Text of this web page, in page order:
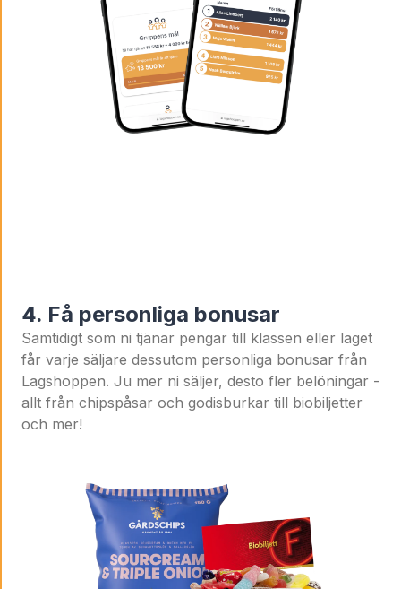
4. Få personliga bonusar
Samtidigt som ni tjänar pengar till klassen eller laget
får varje säljare dessutom personliga bonusar från
Lagshoppen. Ju mer ni säljer, desto fler belöningar -
allt från chipspåsar och godisburkar till biobiljetter
och mer!